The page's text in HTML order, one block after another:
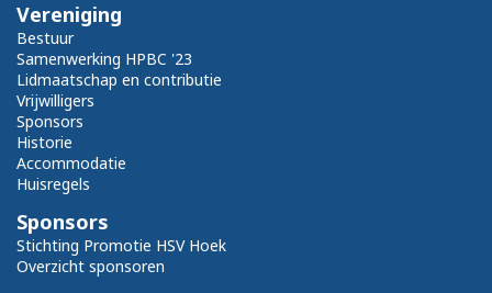
Vereniging
Bestuur
Samenwerking HPBC '23
Lidmaatschap en contributie
Vrijwilligers
Sponsors
Historie
Accommodatie
Huisregels
Sponsors
Stichting Promotie HSV Hoek
Overzicht sponsoren